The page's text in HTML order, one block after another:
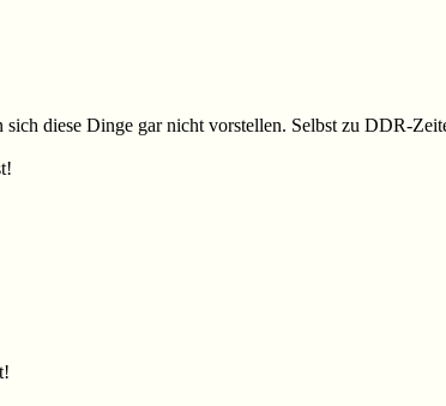
diese Dinge gar nicht vorstellen. Selbst zu DDR-